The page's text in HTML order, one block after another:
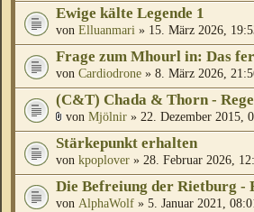
Ewige kälte Legende 1
von Elluanmari » 15. März 2026,
Frage zum Mhourl in: Das
von Cardiodrone » 8. März 2026,
(C&T) Chada & Thorn -
von Mjölnir » 22. Dezember 2015,
Stärkepunkt erhalten
von kpoplover » 28. Februar 2026,
Die Befreiung der Rietburg -
von AlphaWolf » 5. Januar 2021,